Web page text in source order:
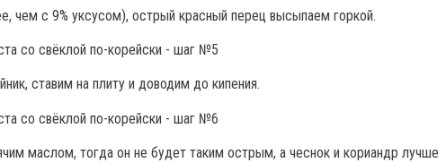
чем с 9% уксусом), острый красный перец высыпаем горкой.
ставим на плиту и доводим до кипения.
маслом, тогда он не будет таким острым, а чеснок и кориандр лучше